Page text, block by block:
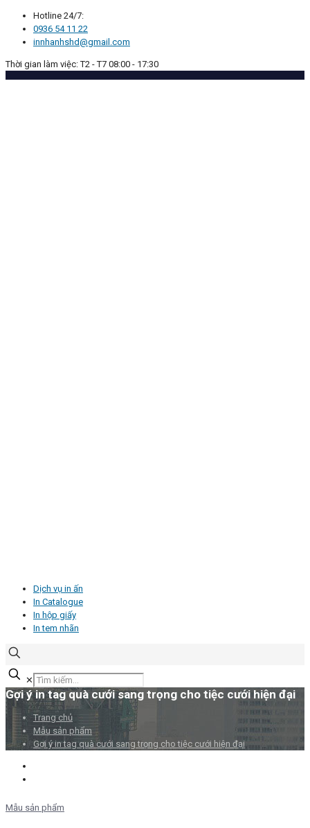
Hotline 24/7:
0936 54 11 22
innhanhshd@gmail.com
Thời gian làm việc: T2 - T7 08:00 - 17:30
Dịch vụ in ấn
In Catalogue
In hộp giấy
In tem nhãn
✕
Gợi ý in tag quà cưới sang trọng cho tiệc cưới hiện đại
Trang chủ
Mẫu sản phẩm
Gợi ý in tag quà cưới sang trọng cho tiệc cưới hiện đại
Mẫu sản phẩm